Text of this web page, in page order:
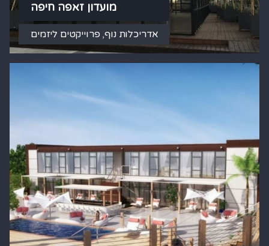
מועדון זאפה חיפה
אדריכלות נוף, פרוייקטים ליזמים